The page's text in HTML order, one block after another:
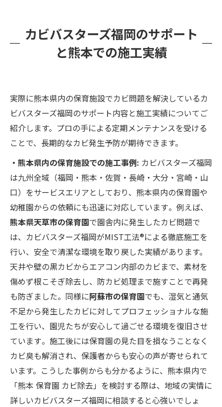
カビバスターズ福岡のサポート
と熊本での施工実績
実際に熊本県内の保育施設でカビ問題を解決しているカ
ビバスターズ福岡のサポート内容と施工実績についてご
紹介します。プロの手による定期メンテナンスを受ける
ことで、長期的なカビ発生予防が期待できます。
・熊本県内の保育施設での施工事例: カビバスターズ福岡
は九州全域（福岡・熊本・佐賀・長崎・大分・宮崎・山
口）をサービスエリアとしており、熊本県内の保育園や
幼稚園からの依頼にも迅速に対応しています​。例えば、
熊本県天草市の保育園で園舎内に発生したカビ問題で
は、カビバスターズ福岡がMIST工法®による徹底施工を
行い、安全で清潔な環境を取り戻した実績があります。​
天井や壁の黒カビからエアコン内部のカビまで、素材を
傷めず根こそぎ除去し、防カビ処理まで施すことで再発
も防ぎました。​同様に阿蘇市の保育園でも、湿気と通気
不足から発生したカビに対してプロフェッショナルな施
工を行い、園児たちが安心して過ごせる環境を復旧させ
ています​。施工後には保育園の見た目を損なうことなく
カビ臭も解消され、保護者からも安心の声が寄せられて
います。こうした事例からも分かるように、熊本県内で
「熊本 保育園 カビ除去」を検討する際は、地域の実情に
詳しいカビバスターズ福岡に相談すると心強いでしょ